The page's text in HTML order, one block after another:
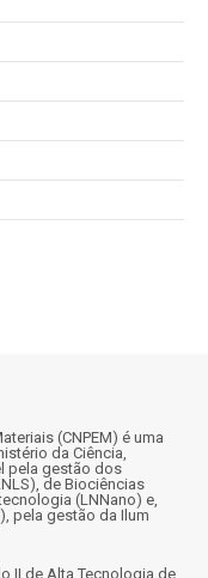
(CNPEM) é uma
da Ciência,
pela gestão dos
de Biociências
(LNNano) e,
pela gestão da Ilum
II de Alta Tecnologia de